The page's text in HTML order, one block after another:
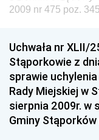
Rozwoju
Dziennik
Dziennik
Regionalnej
Dziennik
Dziennik
2009 nr 475 poz.
Uchwała nr XLII/
Stąporkowie z
sprawie
Rady Miejskiej w
sierpnia 2009r. w
Gminy Stąporków